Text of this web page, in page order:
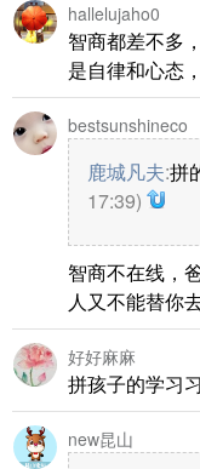
hallelujaho0
智商都差不多
是自律和心态
bestsunshineco
鹿城凡夫:拼
17:39)
智商不在线，
人又不能替你
好好麻麻
拼孩子的学习
new昆山